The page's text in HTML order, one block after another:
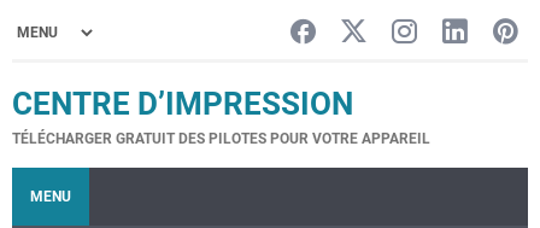
CENTRE D’IMPRESSION
TÉLÉCHARGER GRATUIT DES PILOTES POUR VOTRE APPAREIL
MENU